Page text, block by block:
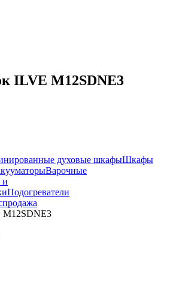
ILVE M12SDNE3
духовые шкафыШкафы
Варочные
и
Подогреватели